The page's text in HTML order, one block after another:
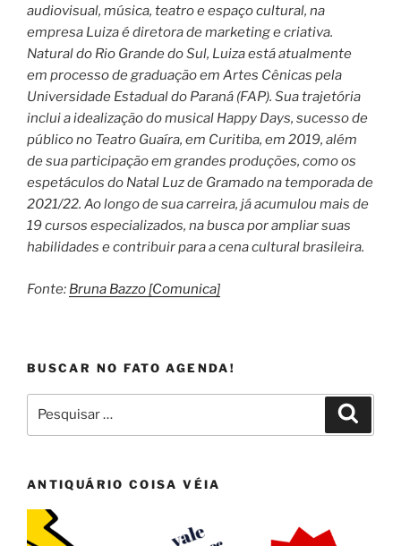
audiovisual, música, teatro e espaço cultural, na
empresa Luiza é diretora de marketing e criativa.
Natural do Rio Grande do Sul, Luiza está atualmente
em processo de graduação em Artes Cênicas pela
Universidade Estadual do Paraná (FAP). Sua trajetória
inclui a idealização do musical Happy Days, sucesso de
público no Teatro Guaíra, em Curitiba, em 2019, além
de sua participação em grandes produções, como os
espetáculos do Natal Luz de Gramado na temporada de
2021/22. Ao longo de sua carreira, já acumulou mais de
19 cursos especializados, na busca por ampliar suas
habilidades e contribuir para a cena cultural brasileira.
Fonte: Bruna Bazzo [Comunica]
BUSCAR NO FATO AGENDA!
por:
ANTIQUÁRIO COISA VÉIA